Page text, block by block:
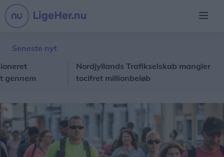
Seneste nyt
Nordjyllands Trafikselskab mangler
tocifret millionbeløb